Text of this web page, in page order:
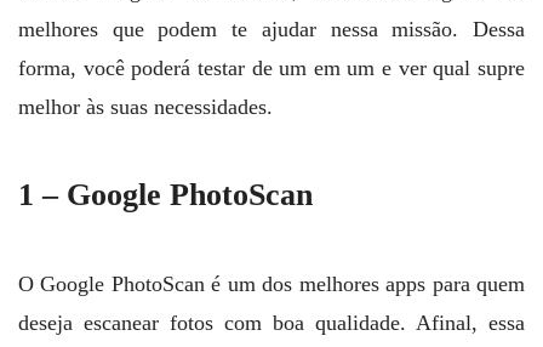
melhores que podem te ajudar nessa missão. Dessa
forma, você poderá testar de um em um e ver qual supre
melhor às suas necessidades.
1 – Google PhotoScan
O Google PhotoScan é um dos melhores apps para quem
deseja escanear fotos com boa qualidade. Afinal, essa